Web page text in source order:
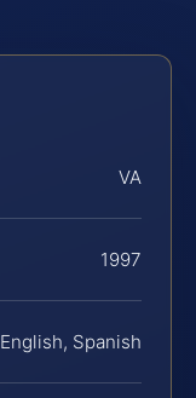
VA
1997
English, Spanish